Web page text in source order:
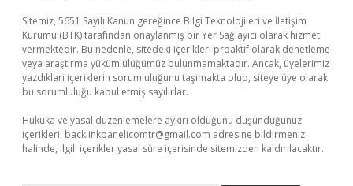
Sitemiz, 5651 Sayılı Kanun gereğince Bilgi Teknolojileri ve İletişim
Kurumu (BTK) tarafından onaylanmış bir Yer Sağlayıcı olarak hizmet
vermektedir. Bu nedenle, sitedeki içerikleri proaktif olarak denetleme
veya araştırma yükümlülüğümüz bulunmamaktadır. Ancak, üyelerimiz
yazdıkları içeriklerin sorumluluğunu taşımakta olup, siteye üye olarak
bu sorumluluğu kabul etmiş sayılırlar.
Hukuka ve yasal düzenlemelere aykırı olduğunu düşündüğünüz
içerikleri, backlinkpanelicomtr@gmail.com adresine bildirmeniz
halinde, ilgili içerikler yasal süre içerisinde sitemizden kaldırılacaktır.